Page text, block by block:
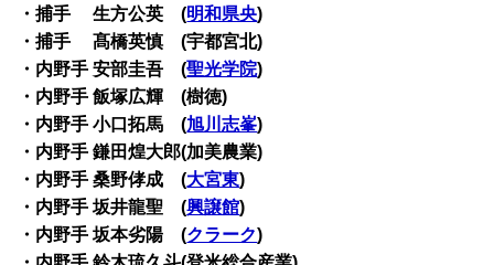
・捕手 生方公英 (明和県央)
・捕手 髙橋英慎 (宇都宮北)
・内野手 安部圭吾 (聖光学院)
・内野手 飯塚広輝 (樹徳)
・内野手 小口拓馬 (旭川志峯)
・内野手 鎌田煌大郎(加美農業)
・内野手 桑野侾成 (大宮東)
・内野手 坂井龍聖 (興譲館)
・内野手 坂本劣陽 (クラーク)